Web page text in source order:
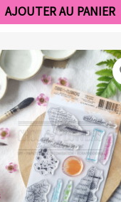
AJOUTER AU PANIER